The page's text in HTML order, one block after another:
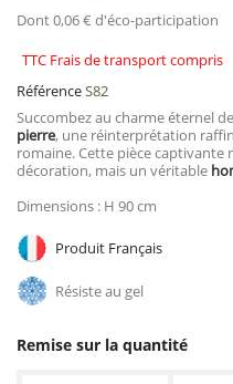
Dont 0,06 € d'éco-participation
TTC Frais de transport compris
RéférenceS82
Succombez au charme éternel
pierre, une réinterprétation
romaine. Cette pièce captivante
décoration, mais un véritable
Dimensions : H 90 cm
Produit Français
Résiste au gel
Remise sur la quantité